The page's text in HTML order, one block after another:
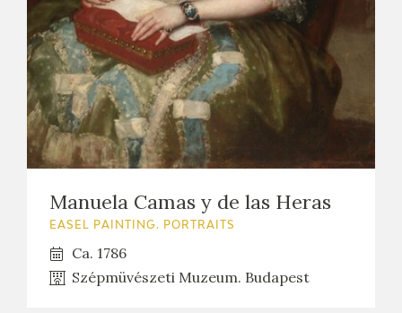
ACTUALIDAD
Manuela Camas y de las Heras
EASEL PAINTING. PORTRAITS
Ca. 1786
Szépmüvészeti Muzeum. Budapest